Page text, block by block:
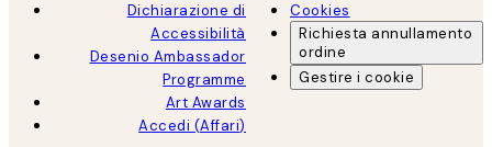
Dichiarazione di
Accessibilità
Desenio Ambassador
Programme
Art Awards
Accedi (Affari)
Cookies
Richiesta annullamento
ordine
Gestire i cookie